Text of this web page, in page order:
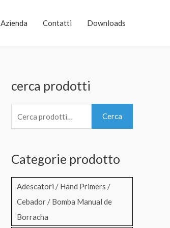
Azienda Contatti Downloads
cerca prodotti
e
c
Cerca
Categorie prodotto
Adescatori / Hand Primers /
Cebador / Bomba Manual de
Borracha